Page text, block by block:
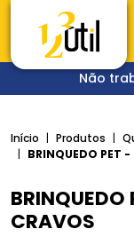
Não
Início Produtos
BRINQUEDO PET
CRAVOS